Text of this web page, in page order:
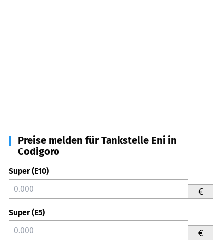
Preise melden für Tankstelle Eni in
Codigoro
Super (E10)
€
Super (E5)
€